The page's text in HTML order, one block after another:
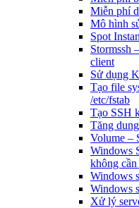
Miễn phí
Mô hình
Spot
Stormssh
client
Sử dụng
Tạo file
/etc/fstab
Tạo SSH
Tăng
Volume –
Windows
không cần
Windows
Windows
Xử lý